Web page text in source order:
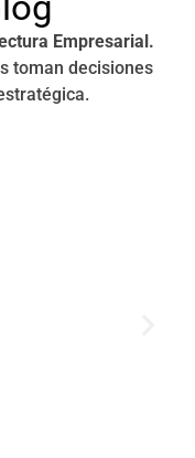
Empresarial.
toman decisiones